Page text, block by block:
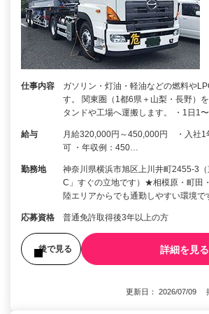
仕事内容
ガソリン・灯油・軽油などの燃料や
す。 関東圏（1都6県＋⼭梨・⻑野）
タンドや⼯場へ運搬します。 ・1⽇1
給与
月給320,000円～450,000円 ・⼊社1
可 ・年収例：450…
勤務地
神奈川県横浜市旭区上川井町2455-3
C」すぐの⽴地です）★相模原・町⽥
陸エリアからでも通勤しやすい環境で
応募資格 普通免許取得後3年以上の⽅
後で見る 詳細を見る
更新日： 2026/07/09